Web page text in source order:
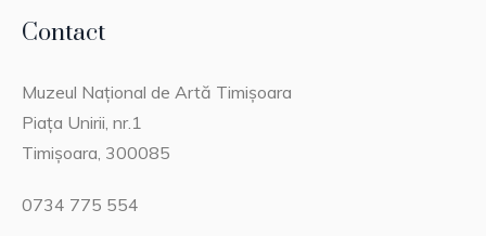
Contact
Muzeul Național de Artă Timișoara
Piața Unirii, nr.1
Timișoara, 300085
0734 775 554